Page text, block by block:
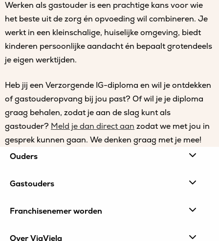
Werken als gastouder is een prachtige kans voor wie
het beste uit de zorg én opvoeding wil combineren. Je
werkt in een kleinschalige, huiselijke omgeving, biedt
kinderen persoonlijke aandacht én bepaalt grotendeels
je eigen werktijden.
Heb jij een Verzorgende IG-diploma en wil je ontdekken
of gastouderopvang bij jou past? Of wil je je diploma
graag behalen, zodat je aan de slag kunt als
gastouder? Meld je dan direct aan zodat we met jou in
gesprek kunnen gaan. We denken graag met je mee!
Site
footer
Ouders
Gastouders
Franchisenemer worden
Over ViaViela